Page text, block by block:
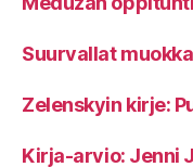
Suurvallat
Zelenskyin kirje:
Kirja-arvio: Jenni